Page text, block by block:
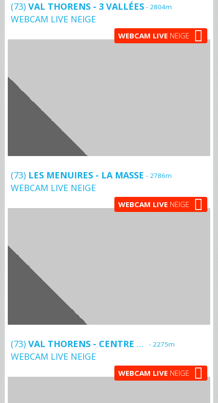
(73) VAL THORENS - 3 VALLÉES - 2804m
WEBCAM LIVE NEIGE
WEBCAM LIVE NEIGE
(73) LES MENUIRES - LA MASSE - 2786m
WEBCAM LIVE NEIGE
WEBCAM LIVE NEIGE
(73) VAL THORENS - CENTRE STATION - 2275m
WEBCAM LIVE NEIGE
WEBCAM LIVE NEIGE